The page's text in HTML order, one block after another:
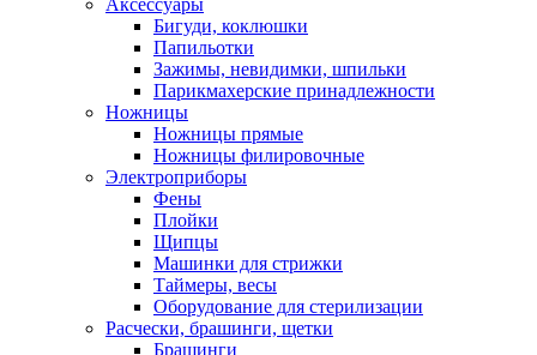
Аксессуары
Бигуди, коклюшки
Папильотки
Зажимы, невидимки, шпильки
Парикмахерские принадлежности
Ножницы
Ножницы прямые
Ножницы филировочные
Электроприборы
Фены
Плойки
Щипцы
Машинки для стрижки
Таймеры, весы
Оборудование для стерилизации
Расчески, брашинги, щетки
Брашинги